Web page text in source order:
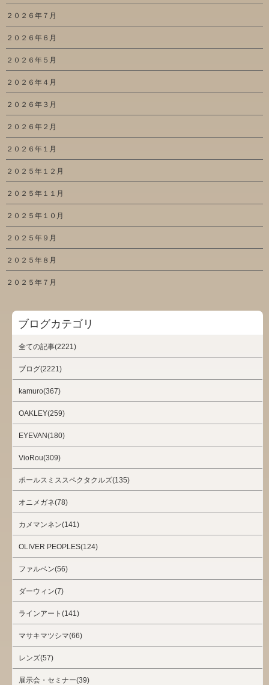
２０２６年７月
２０２６年６月
２０２６年５月
２０２６年４月
２０２６年３月
２０２６年２月
２０２６年１月
２０２５年１２月
２０２５年１１月
２０２５年１０月
２０２５年９月
２０２５年８月
２０２５年７月
ブログカテゴリ
全ての記事(2221)
ブログ(2221)
kamuro(367)
OAKLEY(259)
EYEVAN(180)
VioRou(309)
ポールスミススペクタクルズ(135)
オニメガネ(78)
カメマンネン(141)
OLIVER PEOPLES(124)
ファルベン(56)
ダーウィン(7)
ラインアート(141)
マサキマツシマ(66)
レンズ(57)
展示会・セミナー(39)